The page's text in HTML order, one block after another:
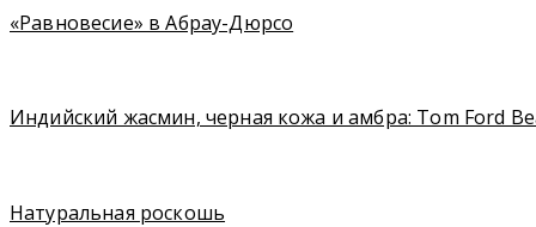
«Равновесие» в Абрау-Дюрсо
Индийский жасмин, черная кожа и амбра: Tom Ford
Натуральная роскошь